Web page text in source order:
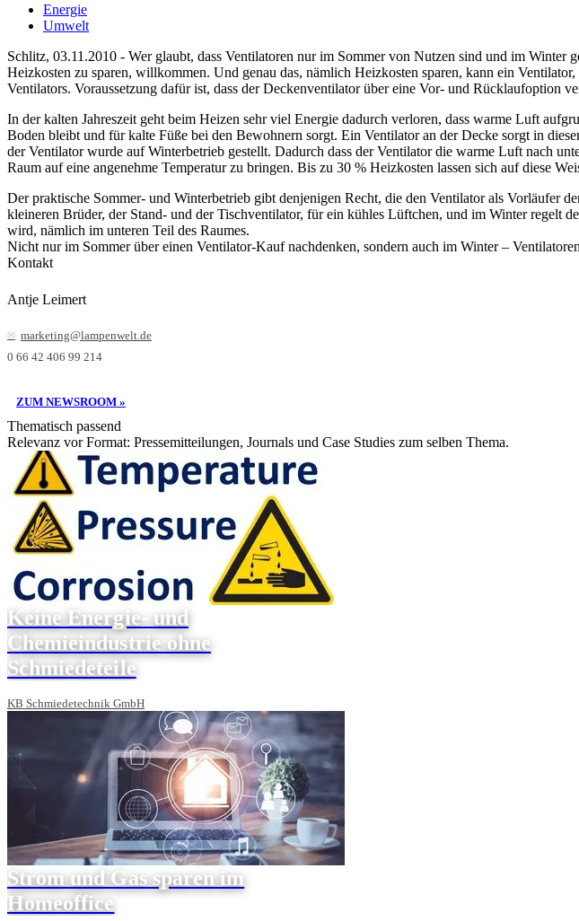
Energie
Umwelt
Schlitz, 03.11.2010 - Wer glaubt, dass Ventilatoren nur im Sommer von Nutzen sind und im
Heizkosten zu sparen, willkommen. Und genau das, nämlich Heizkosten sparen, kann ein
Ventilators. Voraussetzung dafür ist, dass der Deckenventilator über eine Vor- und Rücklaufoption
In der kalten Jahreszeit geht beim Heizen sehr viel Energie dadurch verloren, dass warme Luft
Boden bleibt und für kalte Füße bei den Bewohnern sorgt. Ein Ventilator an der Decke sorgt in
der Ventilator wurde auf Winterbetrieb gestellt. Dadurch dass der Ventilator die warme Luft nach
Raum auf eine angenehme Temperatur zu bringen. Bis zu 30 % Heizkosten lassen sich auf diese
Der praktische Sommer- und Winterbetrieb gibt denjenigen Recht, die den Ventilator als Vorläufer
kleineren Brüder, der Stand- und der Tischventilator, für ein kühles Lüftchen, und im Winter regelt
wird, nämlich im unteren Teil des Raumes.
Nicht nur im Sommer über einen Ventilator-Kauf nachdenken, sondern auch im Winter –
Kontakt
Antje Leimert
marketing@lampenwelt.de
0 66 42 406 99 214
ZUM NEWSROOM »
Thematisch passend
Relevanz vor Format: Pressemitteilungen, Journals und Case Studies zum selben Thema.
Keine Energie- und
Chemieindustrie ohne
Schmiedeteile
KB Schmiedetechnik GmbH
Strom und Gas sparen im
Homeoffice